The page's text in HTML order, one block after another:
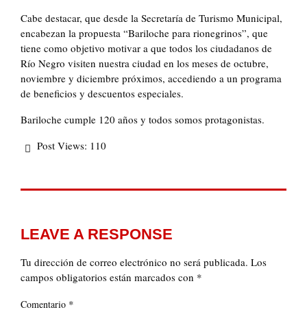
Cabe destacar, que desde la Secretaría de Turismo Municipal,
encabezan la propuesta “Bariloche para rionegrinos”, que
tiene como objetivo motivar a que todos los ciudadanos de
Río Negro visiten nuestra ciudad en los meses de octubre,
noviembre y diciembre próximos, accediendo a un programa
de beneficios y descuentos especiales.
Bariloche cumple 120 años y todos somos protagonistas.
Post Views: 110
LEAVE A RESPONSE
Tu dirección de correo electrónico no será publicada. Los
campos obligatorios están marcados con *
Comentario *